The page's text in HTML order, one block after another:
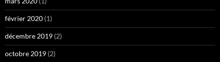
février 2020 (1)
décembre 2019 (2)
octobre 2019 (2)